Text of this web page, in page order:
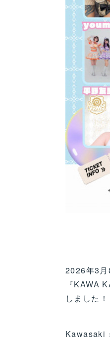
2026年3月
『KAWA
しました！
Kawasaki